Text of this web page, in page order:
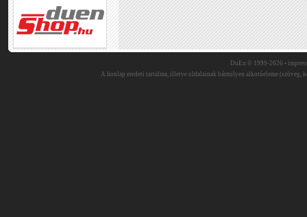
DuEn © 1999-2026 •
A honlap eredeti tartalma, illetve oldalainak bármilyen alkotóeleme (szöveg,